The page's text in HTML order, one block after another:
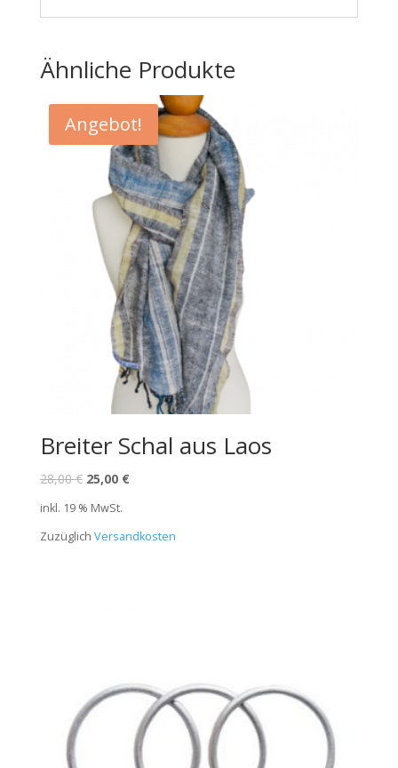
Ähnliche Produkte
Angebot!
Breiter Schal aus Laos
28,00€ 25,00 €
inkl. 19 % MwSt.
Zuzüglich Versandkosten